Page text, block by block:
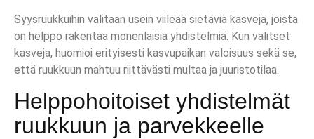
Syysruukkuihin valitaan usein viileää sietäviä kasveja, joista
on helppo rakentaa monenlaisia yhdistelmiä. Kun valitset
kasveja, huomioi erityisesti kasvupaikan valoisuus sekä se,
että ruukkuun mahtuu riittävästi multaa ja juuristotilaa.
Helppohoitoiset yhdistelmät
ruukkuun ja parvekkeelle